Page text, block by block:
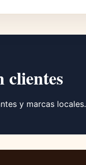
clientes
y marcas locales.